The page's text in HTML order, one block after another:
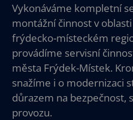
Vykonáváme kompletní
montážní činnost v
frýdecko-místeckém
provádíme servisní
města Frýdek-Místek.
snažíme i o modernizaci
důrazem na bezpečnost,
provozu.